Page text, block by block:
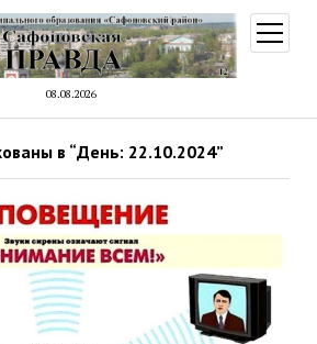
08.08.2026
меню
в “День: 22.10.2024”